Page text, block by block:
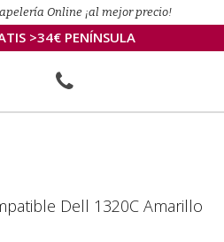
Online ¡al mejor precio!
>34€ PENÍNSULA
Dell 1320C Amarillo